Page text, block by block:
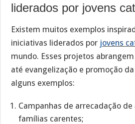
liderados por jovens
Existem muitos exemplos
iniciativas liderados por jovens
mundo. Esses projetos
até evangelização e promoção
alguns exemplos:
Campanhas de arrecadação
famílias carentes;